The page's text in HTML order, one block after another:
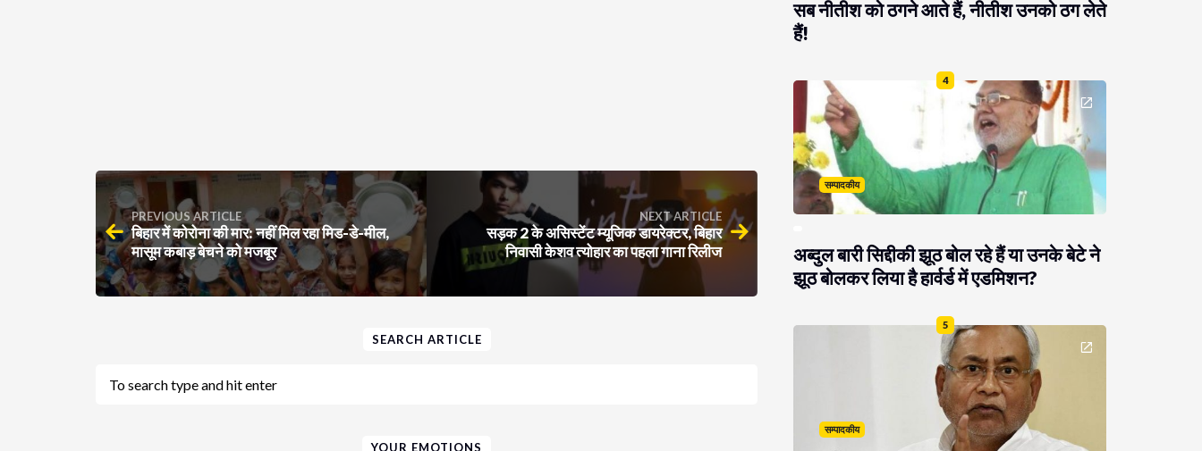
PREVIOUS ARTICLE
बिहार में कोरोना की मार: नहीं मिल रहा मिड-डे-मील,
मासूम कबाड़ बेचने को मजबूर
NEXT ARTICLE
सड़क 2 के असिस्टेंट म्यूजिक डायरेक्टर, बिहार
निवासी केशव त्योहार का पहला गाना रिलीज
SEARCH ARTICLE
YOUR EMOTIONS
सब नीतीश को ठगने आते हैं, नीतीश उनको ठग लेते
हैं!
4
सम्पादकीय
अब्दुल बारी सिद्दीकी झूठ बोल रहे हैं या उनके बेटे ने
झूठ बोलकर लिया है हार्वर्ड में एडमिशन?
5
सम्पादकीय